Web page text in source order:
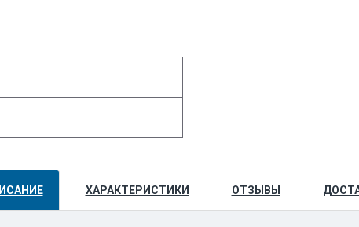
ХАРАКТЕРИСТИКИ ОТЗЫВЫ